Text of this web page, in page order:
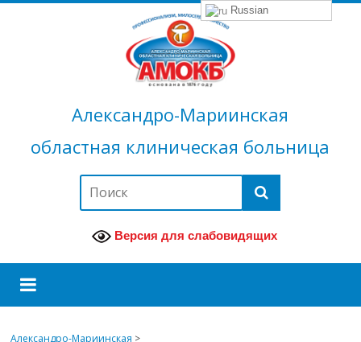
Александро-Мариинская
областная клиническая больница
Версия для слабовидящих
Александро-Мариинская >
Russian